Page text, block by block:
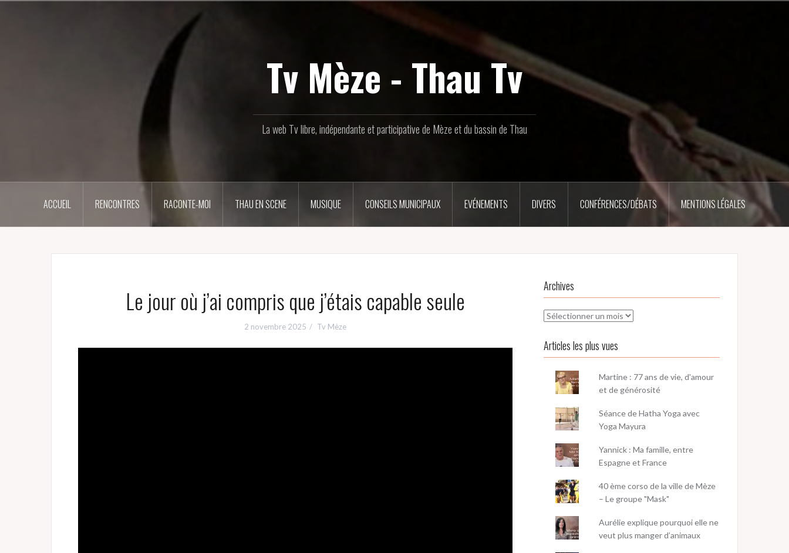
Tv Mèze - Thau Tv
La web Tv libre, indépendante et participative de Mèze et du bassin de Thau
ACCUEIL RENCONTRES RACONTE-MOI THAU EN SCENE MUSIQUE CONSEILS MUNICIPAUX EVÉNEMENTS DIVERS CONFÉRENCES/DÉBATS MENTIONS LÉGALES
Le jour où j’ai compris que j’étais capable seule
2 novembre 2025 Tv Mèze
Archives
Archives
Articles les plus vues
Martine : 77 ans de vie, d'amour
et de générosité
Séance de Hatha Yoga avec
Yoga Mayura
Yannick : Ma famille, entre
Espagne et France
40 ème corso de la ville de Mèze
– Le groupe "Mask"
Aurélie explique pourquoi elle ne
veut plus manger d’animaux